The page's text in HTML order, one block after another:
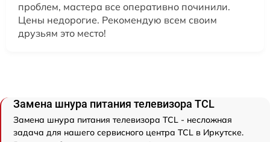
проблем, мастера все оперативно починили.
Цены недорогие. Рекомендую всем своим
друзьям это место!
Замена шнура питания телевизора TCL
Замена шнура питания телевизора TCL - несложная
задача для нашего сервисного центра TCL в Иркутске.